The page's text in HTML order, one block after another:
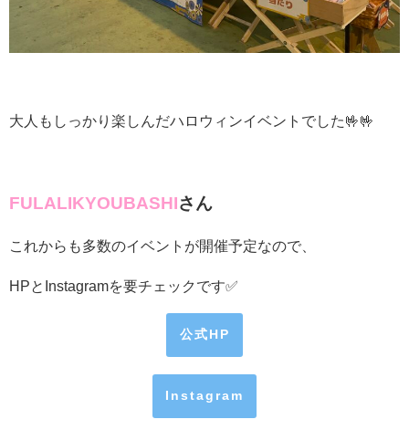
大人もしっかり楽しんだハロウィンイベントでした🤟🤟
FULALIKYOUBASHIさん
これからも多数のイベントが開催予定なので、
HP と Instagramを要チェックです✅
公式HP
Instagram